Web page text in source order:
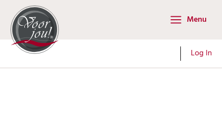
naar
inhoud
Main
Menu
Menu
Log In